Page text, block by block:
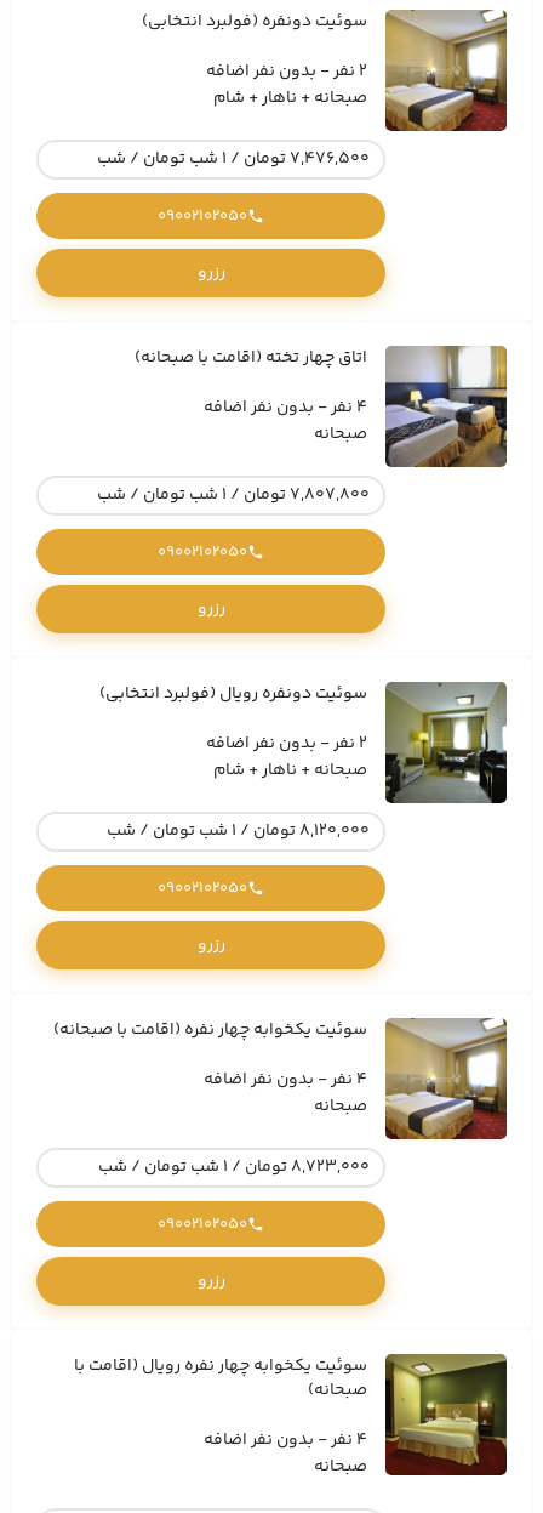
سوئیت دونفره (فولبرد انتخابی)
2 نفر - بدون نفر اضافه
صبحانه + ناهار + شام
7,476,500 تومان / 1 شب تومان / شب
09002102050
رزرو
اتاق چهار تخته (اقامت با صبحانه)
4 نفر - بدون نفر اضافه
صبحانه
7,807,800 تومان / 1 شب تومان / شب
09002102050
رزرو
سوئیت دونفره رویال (فولبرد انتخابی)
2 نفر - بدون نفر اضافه
صبحانه + ناهار + شام
8,120,000 تومان / 1 شب تومان / شب
09002102050
رزرو
سوئیت یکخوابه چهار نفره (اقامت با صبحانه)
4 نفر - بدون نفر اضافه
صبحانه
8,723,000 تومان / 1 شب تومان / شب
09002102050
رزرو
سوئیت یکخوابه چهار نفره رویال (اقامت با
صبحانه)
4 نفر - بدون نفر اضافه
صبحانه